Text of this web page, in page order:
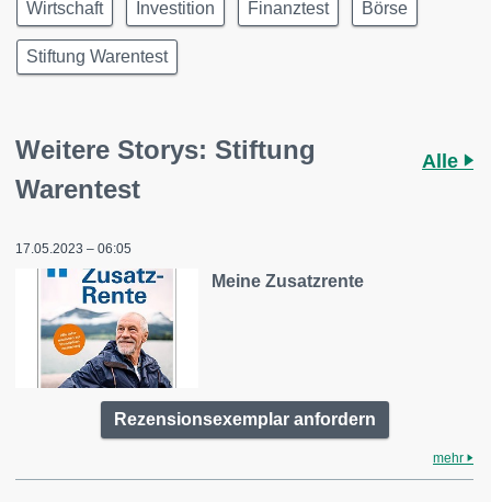
Wirtschaft Investition Finanztest Börse
Stiftung Warentest
Weitere Storys: Stiftung
Warentest
Alle
17.05.2023 – 06:05
Meine Zusatzrente
Rezensionsexemplar anfordern
mehr